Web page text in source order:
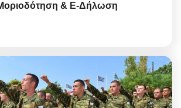
& E-Δήλωση